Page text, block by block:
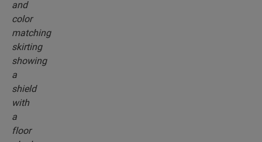
do koloru wybranej podłogi.